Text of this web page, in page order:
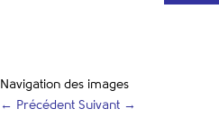
Navigation des images
← Précédent Suivant →